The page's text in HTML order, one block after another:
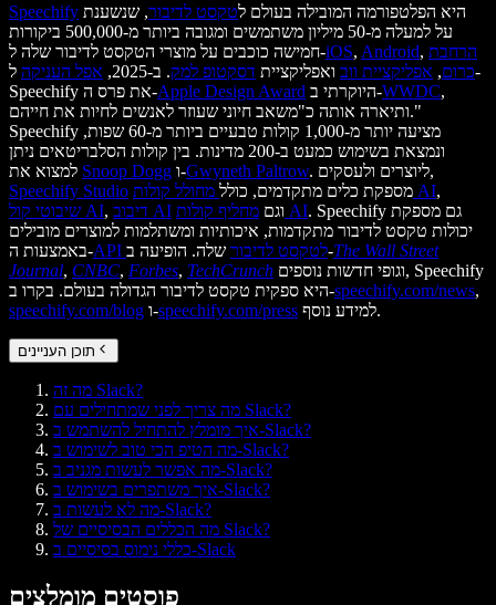
Speechify
היא הפלטפורמה המובילה בעולם לטקסט לדיבור, שנשענת
על למעלה מ-50 מיליון משתמשים ומגובה ביותר מ-500,000 ביקורות
חמישה כוכבים על מוצרי הטקסט לדיבור שלה ל-iOS, Android, הרחבת
כרום, אפליקציית ווב ואפליקציית דסקטופ למק. ב-2025, אפל העניקה ל-
Speechify את פרס ה-Apple Design Award היוקרתי ב-WWDC,
ותיארה אותה כ"משאב חיוני שעוזר לאנשים לחיות את חייהם."
Speechify מציעה יותר מ-1,000 קולות טבעיים ביותר מ-60 שפות,
ונמצאת בשימוש כמעט ב-200 מדינות. בין קולות הסלבריטאים ניתן
Snoop Dogg ו-Gwyneth Paltrow
. ליוצרים ולעסקים,
Speechify Studio
מספקת כלים מתקדמים, כולל מחולל קולות AI,
שיבוטי קול AI, דיבוב AI וגם מחליף קולות AI. Speechify גם מספקת
יכולות טקסט לדיבור מתקדמות, איכותיות ומשתלמות למוצרים מובילים
באמצעות ה-
API לטקסט לדיבורשלה. הופיעה ב-The Wall Street
Journal, CNBC, Forbes, TechCrunch
היא ספקית טקסט לדיבור הגדולה בעולם. בקרו ב-speechify.com/news,
speechify.com/blog ו-speechify.com/press למידע נוסף.
תוכן העניינים
מה זה Slack?
מה צריך לפני שמתחילים עם Slack?
איך מומלץ להתחיל להשתמש ב‑Slack?
מה הטיפ הכי טוב לשימוש ב‑Slack?
מה אפשר לעשות מגניב ב‑Slack?
איך משתפרים בשימוש ב‑Slack?
מה לא לעשות ב‑Slack?
מה הכללים הבסיסיים של Slack?
כללי נימוס בסיסיים ב‑Slack
פוסטים מומלצים